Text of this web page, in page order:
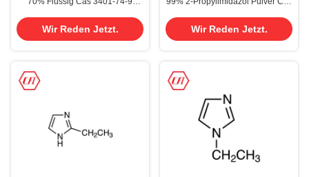
Ammoniumchlorid für Tenside
Wir Reden Jetzt. Wir Reden Jetzt.